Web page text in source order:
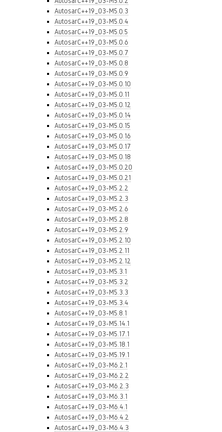
AutosarC++19_03-M5.0.3
AutosarC++19_03-M5.0.4
AutosarC++19_03-M5.0.5
AutosarC++19_03-M5.0.6
AutosarC++19_03-M5.0.7
AutosarC++19_03-M5.0.8
AutosarC++19_03-M5.0.9
AutosarC++19_03-M5.0.10
AutosarC++19_03-M5.0.11
AutosarC++19_03-M5.0.12
AutosarC++19_03-M5.0.14
AutosarC++19_03-M5.0.15
AutosarC++19_03-M5.0.16
AutosarC++19_03-M5.0.17
AutosarC++19_03-M5.0.18
AutosarC++19_03-M5.0.20
AutosarC++19_03-M5.0.21
AutosarC++19_03-M5.2.2
AutosarC++19_03-M5.2.3
AutosarC++19_03-M5.2.6
AutosarC++19_03-M5.2.8
AutosarC++19_03-M5.2.9
AutosarC++19_03-M5.2.10
AutosarC++19_03-M5.2.11
AutosarC++19_03-M5.2.12
AutosarC++19_03-M5.3.1
AutosarC++19_03-M5.3.2
AutosarC++19_03-M5.3.3
AutosarC++19_03-M5.3.4
AutosarC++19_03-M5.8.1
AutosarC++19_03-M5.14.1
AutosarC++19_03-M5.17.1
AutosarC++19_03-M5.18.1
AutosarC++19_03-M5.19.1
AutosarC++19_03-M6.2.1
AutosarC++19_03-M6.2.2
AutosarC++19_03-M6.2.3
AutosarC++19_03-M6.3.1
AutosarC++19_03-M6.4.1
AutosarC++19_03-M6.4.2
AutosarC++19_03-M6.4.3